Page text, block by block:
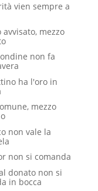
vien sempre a
avvisato, mezzo
non fa
ha l'oro in
mezzo
non vale la
non si comanda
donato non si
in bocca